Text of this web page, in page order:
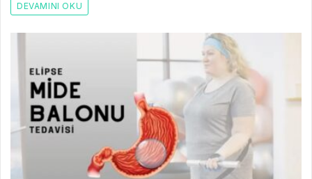
DEVAMINI OKU